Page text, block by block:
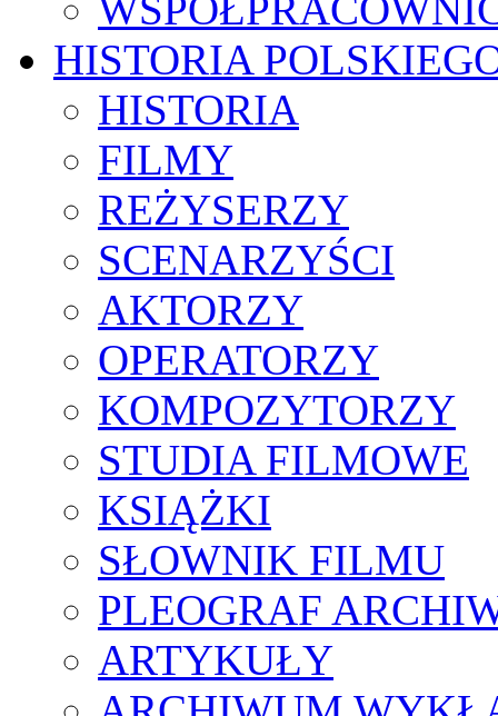
HISTORIA
HISTORIA
FILMY
REŻYSERZY
SCENARZYŚCI
AKTORZY
OPERATORZY
KOMPOZYTORZY
STUDIA FILMOWE
KSIĄŻKI
SŁOWNIK FILMU
PLEOGRAF
ARTYKUŁY